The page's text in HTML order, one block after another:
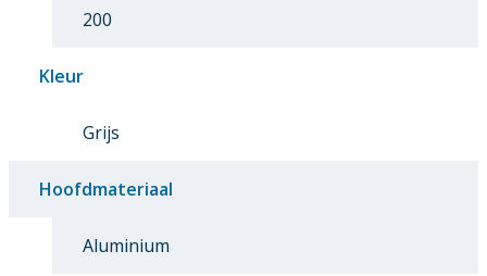
200
Kleur
Grijs
Hoofdmateriaal
Aluminium